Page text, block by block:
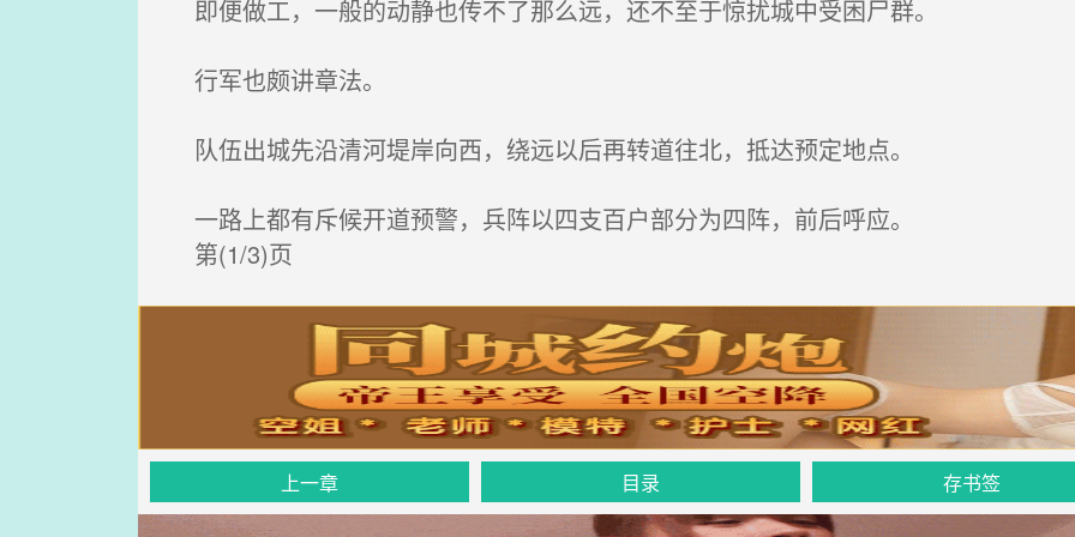
即便做工，一般的动静也传不了那么远，还不至于惊扰城中受困尸群。
行军也颇讲章法。
队伍出城先沿清河堤岸向西，绕远以后再转道往北，抵达预定地点。
一路上都有斥候开道预警，兵阵以四支百户部分为四阵，前后呼应。
第(1/3)页
上一章 目录 存书签